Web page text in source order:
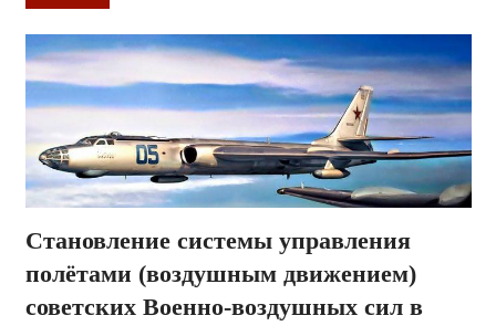
Становление системы управления
полётами (воздушным движением)
советских Военно-воздушных сил в